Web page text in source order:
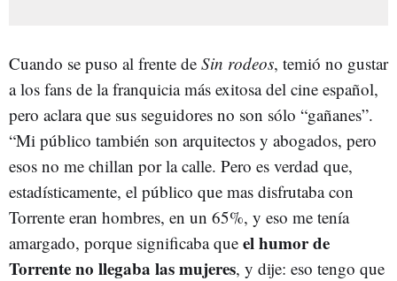
Cuando se puso al frente de Sin rodeos, temió no gustar
a los fans de la franquicia más exitosa del cine español,
pero aclara que sus seguidores no son sólo “gañanes”.
“Mi público también son arquitectos y abogados, pero
esos no me chillan por la calle. Pero es verdad que,
estadísticamente, el público que mas disfrutaba con
Torrente eran hombres, en un 65%, y eso me tenía
amargado, porque significaba que el humor de
Torrente no llegaba las mujeres, y dije: eso tengo que